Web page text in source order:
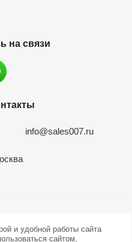
на связи
info@sales007.ru
и удобной работы сайта
сайтом,